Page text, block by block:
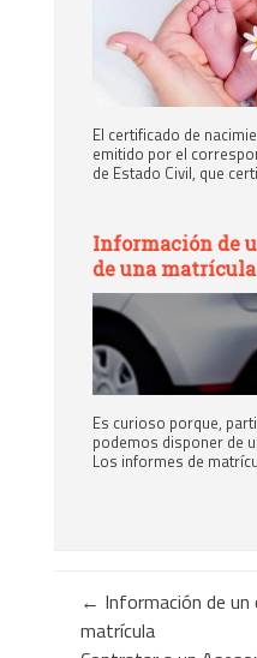
El certificado de
emitido por el
de Estado Civil, que
Información de
de una matrícula
Es curioso porque,
podemos disponer de
Los informes de
← Información de un
matrícula